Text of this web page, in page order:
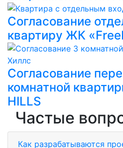
Согласование
квартиру ЖК
Согласование
комнатной
HILLS
Частые
Как разрабатываются